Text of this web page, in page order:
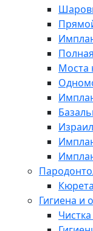
Моста
Гигиена и